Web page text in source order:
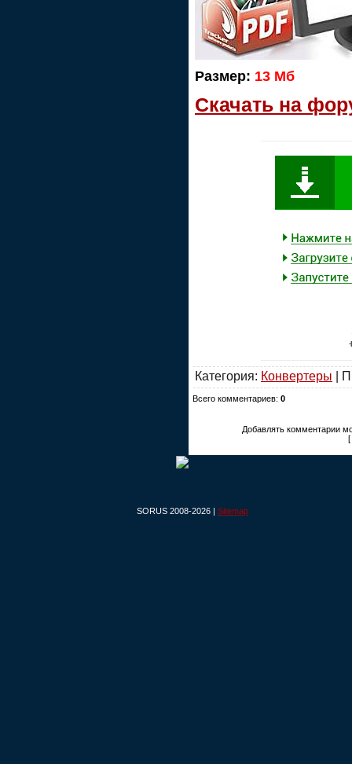
Размер: 13 Мб
Скачать на
Категория: Конвертеры |
Всего комментариев: 0
Добавлять комментарии
[
SORUS 2008-2026 | Sitemap